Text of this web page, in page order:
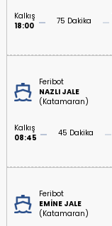
Kalkış
18:00
75 Dakika
Feribot
NAZLI JALE
(Katamaran)
Kalkış
08:45
45 Dakika
Feribot
EMİNE JALE
(Katamaran)